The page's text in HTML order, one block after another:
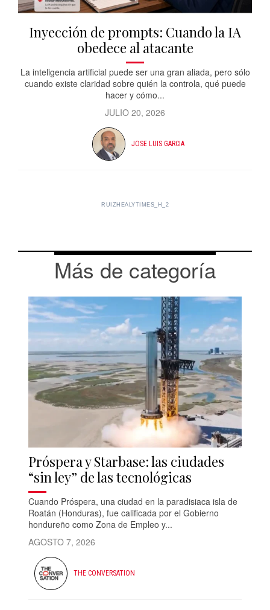
Inyección de prompts: Cuando la IA
obedece al atacante
La inteligencia artificial puede ser una gran aliada, pero sólo
cuando existe claridad sobre quién la controla, qué puede
hacer y cómo...
JULIO 20, 2026
JOSE LUIS GARCIA
RUIZHEALYTIMES_H_2
Más de categoría
Próspera y Starbase: las ciudades
“sin ley” de las tecnológicas
Cuando Próspera, una ciudad en la paradisiaca isla de
Roatán (Honduras), fue calificada por el Gobierno
hondureño como Zona de Empleo y...
AGOSTO 7, 2026
THE CONVERSATION